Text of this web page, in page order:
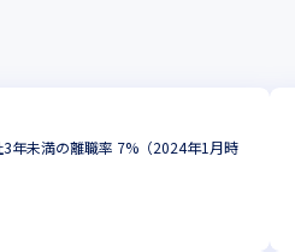
年未満の離職率 7%（2024年1月時